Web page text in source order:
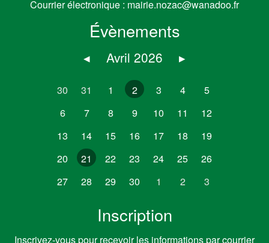
Courrier électronique : mairie.nozac@wanadoo.fr
Évènements
◂ Avril 2026 ▸
30 31 1 2 3 4
5
6
7 8 9 10 11
12
13
14 15 16 17 18
19
20
21 22 23 24 25
26
27
28 29 30 1 2 3
Inscription
Inscrivez-vous pour recevoir les informations par courrier